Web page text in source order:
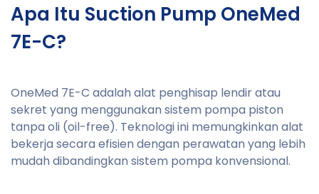
Apa Itu Suction Pump OneMed
7E-C?
OneMed 7E-C adalah alat penghisap lendir atau
sekret yang menggunakan sistem pompa piston
tanpa oli (oil-free). Teknologi ini memungkinkan alat
bekerja secara efisien dengan perawatan yang lebih
mudah dibandingkan sistem pompa konvensional.